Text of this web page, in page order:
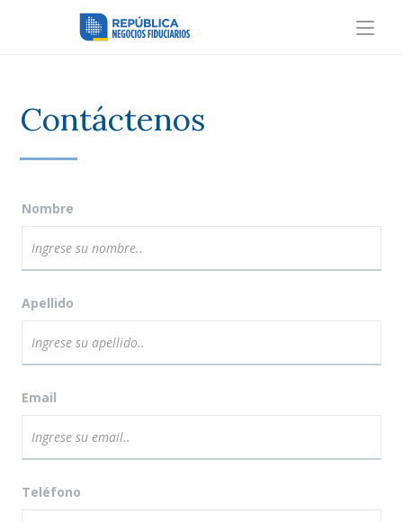
Contáctenos
Nombre
Apellido
Email
Teléfono